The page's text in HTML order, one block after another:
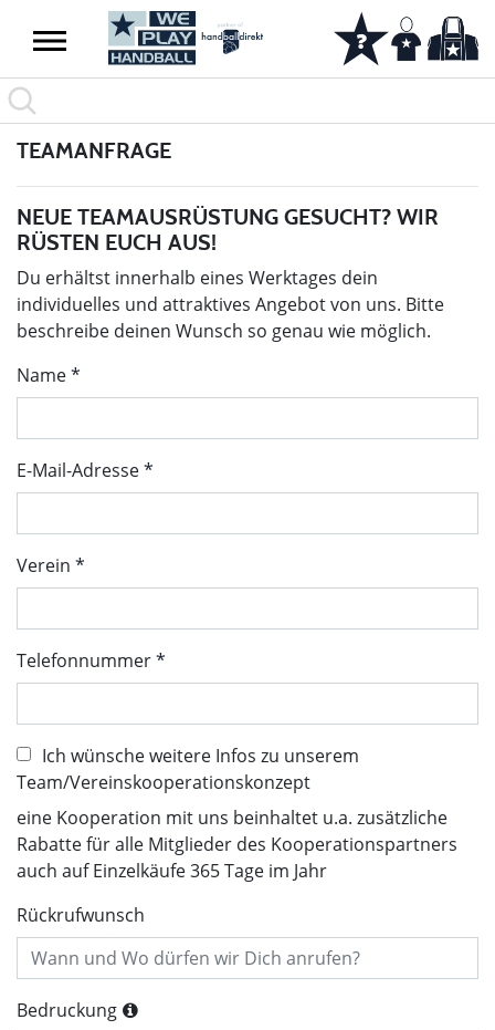
TEAMANFRAGE
NEUE TEAMAUSRÜSTUNG GESUCHT? WIR
RÜSTEN EUCH AUS!
Du erhältst innerhalb eines Werktages dein
individuelles und attraktives Angebot von uns. Bitte
beschreibe deinen Wunsch so genau wie möglich.
Name
E-Mail-Adresse
Verein
Telefonnummer
Ich wünsche weitere Infos zu unserem
Team/Vereinskooperationskonzept
eine Kooperation mit uns beinhaltet u.a. zusätzliche
Rabatte für alle Mitglieder des Kooperationspartners
auch auf Einzelkäufe 365 Tage im Jahr
Rückrufwunsch
Bedruckung